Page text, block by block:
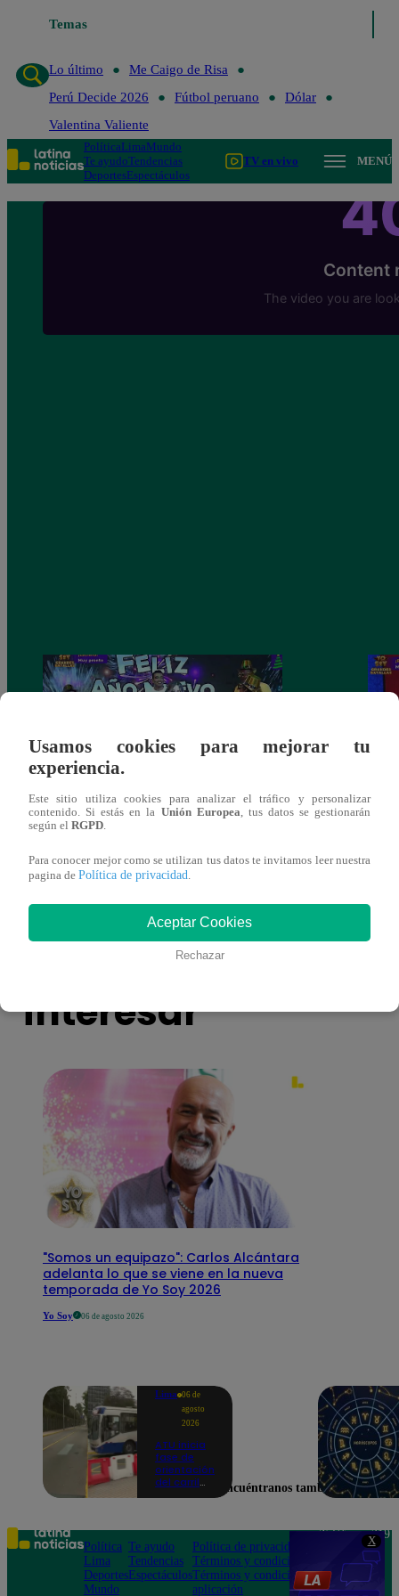
X
Temas
Lo último
Me Caigo de Risa
Perú Decide 2026
Fútbol peruano
Dólar
Valentina Valiente
PolíticaLimaMundo
Te ayudoTendencias
DeportesEspectáculos
TV en vivo MENÚ
Josimar armó una tremenda fiesta de año
También te puede
interesar
"Somos un equipazo": Carlos Alcántara
adelanta lo que se viene en la nueva
temporada de Yo Soy 2026
Yo Soy 06 de agosto 2026
Lima 06 de
agosto
2026
ATU inicia
fase de
orientación
del carril
Azul en la
av.
Arequipa |
VIDEO
Usamos cookies para mejorar tu
experiencia.
Este sitio utiliza cookies para analizar el tráfico y personalizar
contenido. Si estás en la Unión Europea, tus datos se gestionarán
según el RGPD.
Para conocer mejor como se utilizan tus datos te invitamos leer nuestra
pagina de Política de privacidad.
Aceptar Cookies
Rechazar
Encuéntranos también en
Política
Lima
Deportes
Mundo
Te ayudo
Tendencias
Espectáculos
Política de privacidad
Términos y condiciones
Términos y condiciones
aplicación
Teléfono: 219
Av. San
Felipe 968
Jesús María